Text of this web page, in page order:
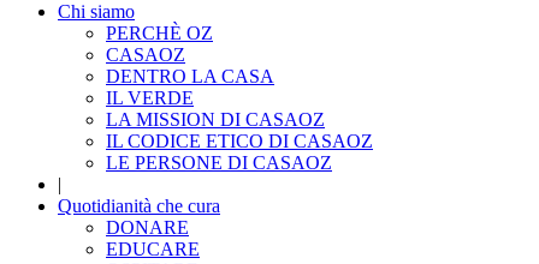
Chi siamo
PERCHÈ OZ
CASAOZ
DENTRO LA CASA
IL VERDE
LA MISSION DI CASAOZ
IL CODICE ETICO DI CASAOZ
LE PERSONE DI CASAOZ
|
Quotidianità che cura
DONARE
EDUCARE